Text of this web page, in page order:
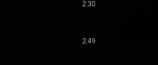
2:30
2:49